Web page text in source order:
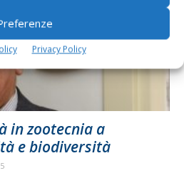
Privacy Policy
in zootecnia a
e biodiversità